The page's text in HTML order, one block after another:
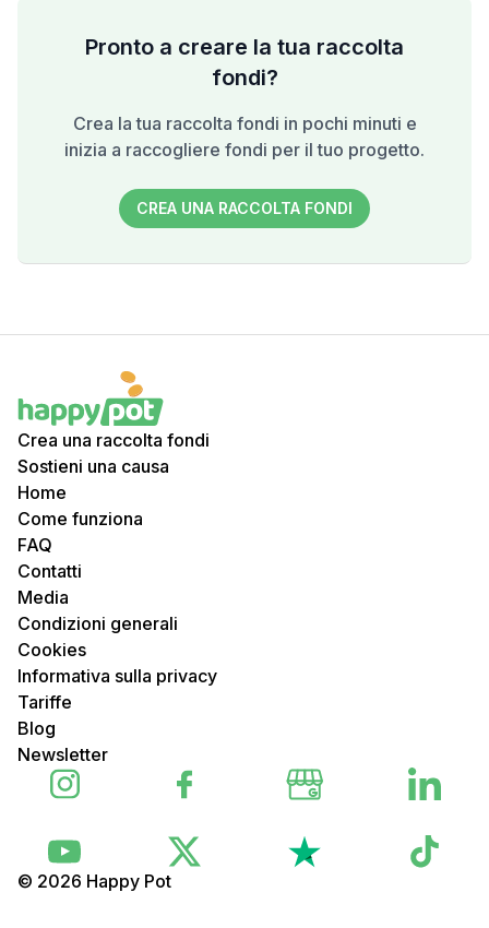
Pronto a creare la tua raccolta
fondi?
Crea la tua raccolta fondi in pochi minuti e
inizia a raccogliere fondi per il tuo progetto.
CREA UNA RACCOLTA FONDI
© 2026 Happy Pot
Crea una raccolta fondi
Sostieni una causa
Home
Come funziona
FAQ
Contatti
Media
Condizioni generali
Cookies
Informativa sulla privacy
Tariffe
Blog
Newsletter